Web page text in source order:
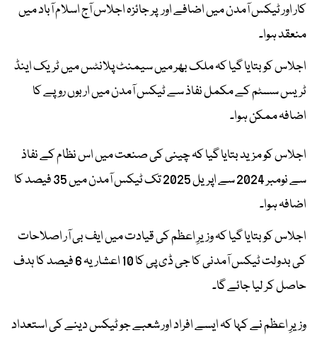
کار اور ٹیکس آمدن میں اضافے اور پر جائزہ اجلاس آج اسلام آباد میں
منعقد ہوا۔
اجلاس کو بتایا گیا کہ ملک بھر میں سیمنٹ پلانٹس میں ٹریک اینڈ
ٹریس سسٹم کے مکمل نفاذ سے ٹیکس آمدن میں اربوں روپے کا
اضافہ ممکن ہوا۔
اجلاس کو مزید بتایا گیا کہ چینی کی صنعت میں اس نظام کے نفاذ
سے نومبر 2024 سے اپریل 2025 تک ٹیکس آمدن میں 35 فیصد کا
اضافہ ہوا۔
اجلاس کو بتایا گیا کہ وزیرِ اعظم کی قیادت میں ایف بی آر اصلاحات
کی بدولت ٹیکس آمدنی کا جی ڈی پی کا 10 اعشاریہ 6 فیصد کا ہدف
حاصل کر لیا جائے گا۔
وزیرِ اعظم نے کہا کہ ایسے افراد اور شعبے جو ٹیکس دینے کی استعداد